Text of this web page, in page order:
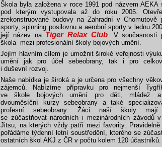
Škola byla založena v roce 1991 pod názvem AEKA
pod kterým vystupovala až do roku 2005.
zrekonstruované budovy na Zahradní v Chomutově
sporty, spinning posilovnu a aerobní sporty v lednu
její název na Tiger Relax Club. V současnosti
škola mezi profesionální školy bojových umění.
Jejím hlavním cílem je umožnit široké veřejnosti
umění jak pro účel sebeobrany, tak i pro
i duševní rozvoj.
Naše nabídka je široká a je určena pro všechny
zájemců. Nabízíme přípravku pro nejmenší
ve škole bojových umění pro děti, mládež a
dvouměsíční kurzy sebeobrany a také
profesní sebeobrany. Žáci naší školy mají
se zúčastňovat národních i mezinárodních závodů
Jitsu, na kterých vždy patří mezi favority.
pořádáme týdenní letní soustředění, kterého se
ostatních škol AKJ z ČR v počtu kolem 120 účastníků.